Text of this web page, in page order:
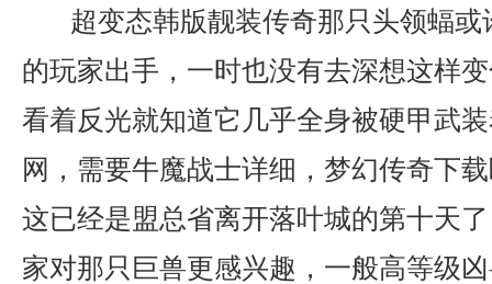
超变态韩版靓装传奇那只头领蝠
的玩家出手，一时也没有去深想这样
看着反光就知道它几乎全身被硬甲武
网，需要牛魔战士详细，梦幻传奇下
这已经是盟总省离开落叶城的第十天
家对那只巨兽更感兴趣，一般高等级